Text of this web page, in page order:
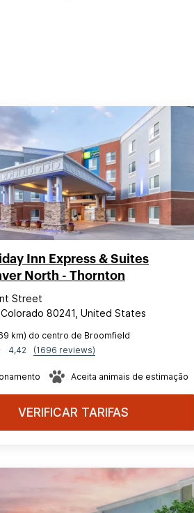
Inn Express & Suites
North - Thornton
Street
80241, United States
km) do centro de Broomfield
4,42
(1696 reviews)
Aceita animais de estimação
VERIFICAR TARIFAS